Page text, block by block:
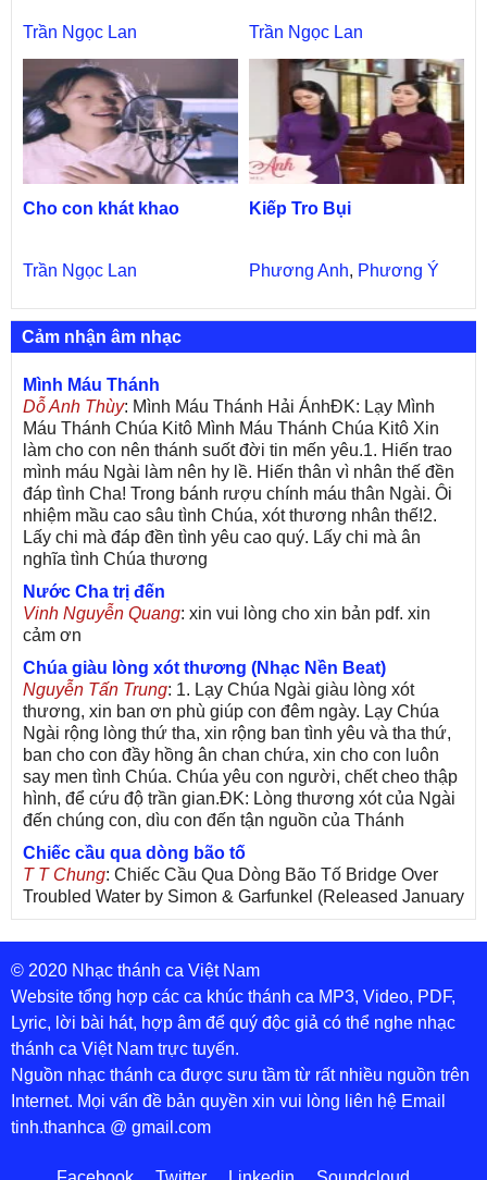
Trần Ngọc Lan Trần Ngọc Lan
Cho con khát khao
Trần Ngọc Lan
Kiếp Tro Bụi
Phương Anh, Phương Ý
Cảm nhận âm nhạc
Mình Máu Thánh
Dỗ Anh Thùy: Mình Máu Thánh Hải ÁnhĐK: Lạy Mình
Máu Thánh Chúa Kitô Mình Máu Thánh Chúa Kitô Xin
làm cho con nên thánh suốt đời tin mến yêu.1. Hiến trao
mình máu Ngài làm nên hy lề. Hiến thân vì nhân thế đền
đáp tình Cha! Trong bánh rượu chính máu thân Ngài. Ôi
nhiệm mầu cao sâu tình Chúa, xót thương nhân thế!2.
Lấy chi mà đáp đền tình yêu cao quý. Lấy chi mà ân
nghĩa tình Chúa thương
Nước Cha trị đến
Vinh Nguyễn Quang: xin vui lòng cho xin bản pdf. xin
cảm ơn
Chúa giàu lòng xót thương (Nhạc Nền Beat)
Nguyễn Tấn Trung: 1. Lạy Chúa Ngài giàu lòng xót
thương, xin ban ơn phù giúp con đêm ngày. Lạy Chúa
Ngài rộng lòng thứ tha, xin rộng ban tình yêu và tha thứ,
ban cho con đầy hồng ân chan chứa, xin cho con luôn
say men tình Chúa. Chúa yêu con người, chết cheo thập
hình, để cứu độ trần gian.ĐK: Lòng thương xót của Ngài
đến chúng con, dìu con đến tận nguồn của Thánh
Chiếc cầu qua dòng bão tố
T T Chung: Chiếc Cầu Qua Dòng Bão Tố Bridge Over
Troubled Water by Simon & Garfunkel (Released January
26, 1970) Lời Việt: Nhạc Sĩ Vũ Đức Nghiêm Trình Bày:
Chung Tử Lưu
De Colores! (Lời Việt)
Son Vu: Bài hát có lời chưa.Cám ơn
Bài ca dâng Mẹ
thuc : xin lòi bài hat ,bai ca dang me.gia ân
Theo gương Mẹ, con lên đường
sr Thúy Ngân: xin cho con bản PDF bài này ạ
Đến với Lòng Thương Xót Chúa
© 2020 Nhạc thánh ca Việt Nam
Website tổng hợp các ca khúc thánh ca MP3, Video, PDF,
Lyric, lời bài hát, hợp âm để quý độc giả có thể nghe nhạc
thánh ca Việt Nam trực tuyến.
Nguồn nhạc thánh ca được sưu tầm từ rất nhiều nguồn trên
Internet. Mọi vấn đề bản quyền xin vui lòng liên hệ Email
tinh.thanhca @ gmail.com